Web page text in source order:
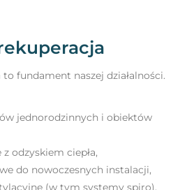
fundament naszej działalności.
jednorodzinnych i obiektów
odzyskiem ciepła,
do nowoczesnych instalacji,
(w tym systemy spiro),